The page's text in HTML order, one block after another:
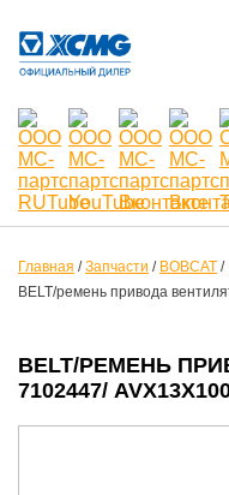
Главная /Запчасти / BOBCAT /
BELT/ремень привода
BELT/РЕМЕНЬ
7102447/